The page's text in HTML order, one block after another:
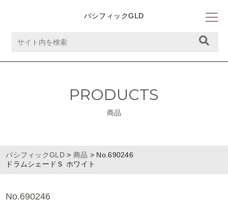
パシフィックGLD
PRODUCTS
商品
パシフィックGLD> 商品 > No.690246
ドラムシェードＳ ホワイト
No.690246